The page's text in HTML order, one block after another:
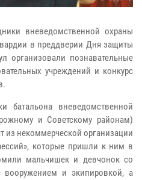
вневедомственной охраны
в преддверии Дня защиты
организовали познавательные
учреждений и конкурс
батальона вневедомственной
и Советскому районам)
из некоммерческой организации
которые пришли к ним в
мальчишек и девчонок со
и экипировкой, а